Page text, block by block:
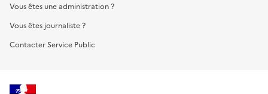
Vous êtes une administration ?
Vous êtes journaliste ?
Contacter Service Public